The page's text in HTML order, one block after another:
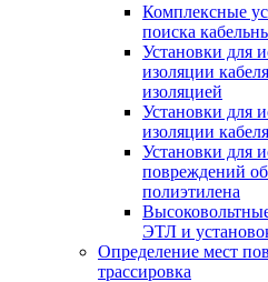
Комплексные
поиска
Установки для
изоляции
изоляцией
Установки для
изоляции
Установки для
повреждений
полиэтилена
ЭТЛ и
Определение мест
трассировка